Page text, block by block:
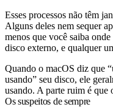
Esses processos não têm
Alguns deles nem sequer
menos que você saiba
disco externo, e qualquer
Quando o macOS diz que
usando” seu disco, ele
usando. A parte ruim é que
Os suspeitos de sempre